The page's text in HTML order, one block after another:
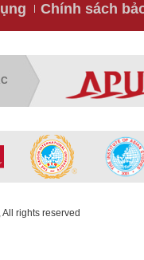
Chính sách
rights reserved